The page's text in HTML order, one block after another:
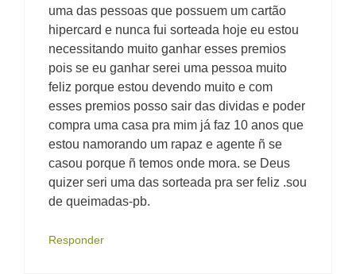
uma das pessoas que possuem um cartão
hipercard e nunca fui sorteada hoje eu estou
necessitando muito ganhar esses premios
pois se eu ganhar serei uma pessoa muito
feliz porque estou devendo muito e com
esses premios posso sair das dividas e poder
compra uma casa pra mim já faz 10 anos que
estou namorando um rapaz e agente ñ se
casou porque ñ temos onde mora. se Deus
quizer seri uma das sorteada pra ser feliz .sou
de queimadas-pb.
Responder